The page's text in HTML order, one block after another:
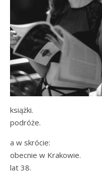
książki.
podróże.
a w skrócie:
obecnie w Krakowie.
lat 38.